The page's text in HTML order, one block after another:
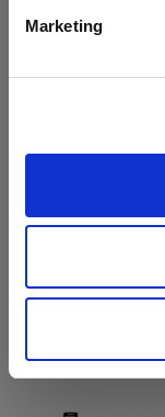
Marketing